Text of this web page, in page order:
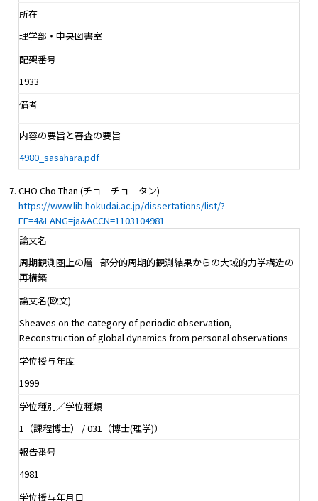
所在
理学部・中央図書室
配架番号
1933
備考
内容の要旨と審査の要旨
4980_sasahara.pdf
CHO Cho Than (チョ チョ タン)
https://www.lib.hokudai.ac.jp/dissertations/list/?
FF=4&LANG=ja&ACCN=1103104981
論文名
周期観測圏上の層 −部分的周期的観測結果からの大域的力学構造の
再構築
論文名(欧文)
Sheaves on the category of periodic observation,
Reconstruction of global dynamics from personal observations
学位授与年度
1999
学位種別／学位種類
1（課程博士） / 031（博士(理学)）
報告番号
4981
学位授与年月日